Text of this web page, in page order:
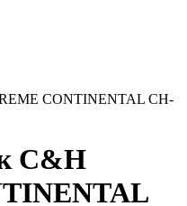
CONTINENTAL CH-
C&H